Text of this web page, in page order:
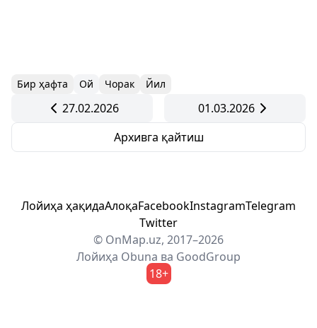
Бир ҳафта Ой Чорак Йил
27.02.2026
01.03.2026
Архивга қайтиш
Лойиҳа ҳақидаАлоқаFacebookInstagramTelegram
Twitter
© OnMap.uz, 2017–2026
Лойиҳа Obuna ва GoodGroup
18+